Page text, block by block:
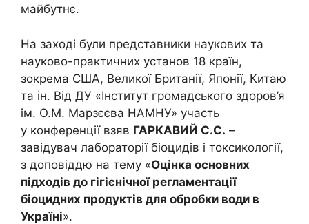
майбутнє.
На заході були представники наукових та
науково-практичних установ 18 країн,
зокрема США, Великої Британії, Японії, Китаю
та ін. Від ДУ «Інститут громадського здоров’я
ім. О.М. Марзєєва НАМНУ» участь
у конференції взяв ГАРКАВИЙ С.С. –
завідувач лабораторії біоцидів і токсикології,
з доповіддю на тему «Оцінка основних
підходів до гігієнічної регламентації
біоцидних продуктів для обробки води в
Україні».